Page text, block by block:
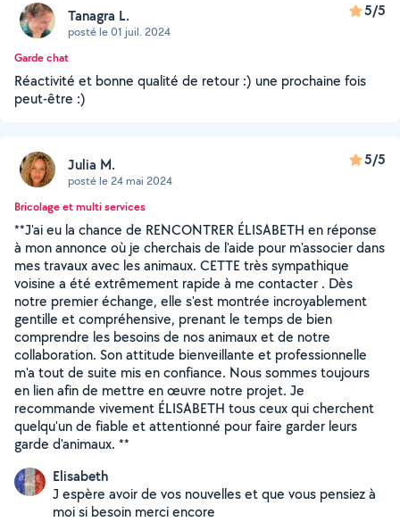
Tanagra L.
posté le 01 juil. 2024
5/5
Garde chat
Réactivité et bonne qualité de retour :) une prochaine fois
peut-être :)
Julia M.
posté le 24 mai 2024
5/5
Bricolage et multi services
**J'ai eu la chance de RENCONTRER ÉLISABETH en réponse
à mon annonce où je cherchais de l'aide pour m'associer dans
mes travaux avec les animaux. CETTE très sympathique
voisine a été extrêmement rapide à me contacter . Dès
notre premier échange, elle s'est montrée incroyablement
gentille et compréhensive, prenant le temps de bien
comprendre les besoins de nos animaux et de notre
collaboration. Son attitude bienveillante et professionnelle
m'a tout de suite mis en confiance. Nous sommes toujours
en lien afin de mettre en œuvre notre projet. Je
recommande vivement ÉLISABETH tous ceux qui cherchent
quelqu'un de fiable et attentionné pour faire garder leurs
garde d'animaux. **
Elisabeth
J espère avoir de vos nouvelles et que vous pensiez à
moi si besoin merci encore